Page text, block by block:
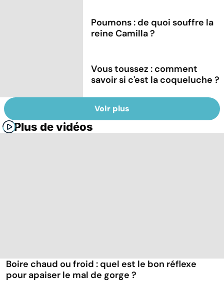
Poumons : de quoi souffre la
reine Camilla ?
Vous toussez : comment
savoir si c'est la coqueluche ?
Voir plus
Plus de vidéos
Boire chaud ou froid : quel est le bon réflexe
pour apaiser le mal de gorge ?